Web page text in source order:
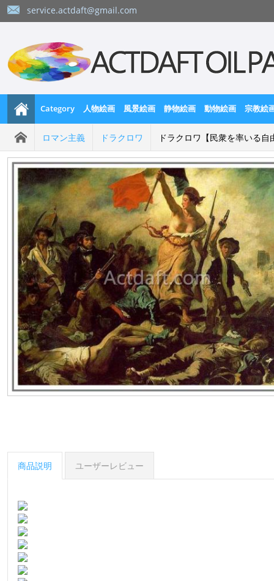
service.actdaft@gmail.com
Category 人物絵画 風景絵画 静物絵画 動物絵画 宗教絵
ロマン主義 ドラクロワ ドラクロワ【民衆を率いる自
商品説明 ユーザーレビュー